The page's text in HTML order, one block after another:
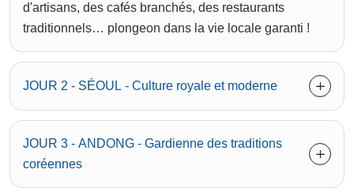
d'artisans, des cafés branchés, des restaurants
traditionnels… plongeon dans la vie locale garanti !
JOUR 2 - SÉOUL - Culture royale et moderne
JOUR 3 - ANDONG - Gardienne des traditions
coréennes